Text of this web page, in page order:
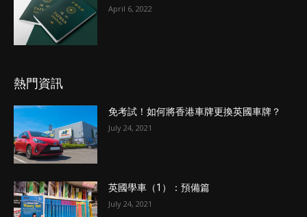
April 6, 2022
熱門資訊
免考試！如何將香港車牌更換英國車牌？
July 24, 2021
英國學車（1）：預備篇
July 24, 2021